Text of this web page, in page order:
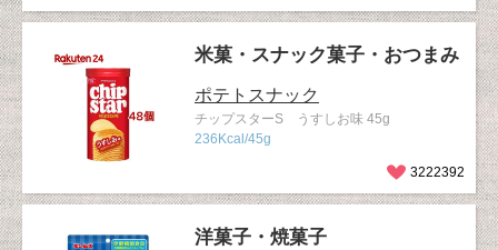
米菓・スナック菓子・おつまみ
ポテトスナック
チップスターS うすしお味 45g
236Kcal/45g
3222392
洋菓子・焼菓子